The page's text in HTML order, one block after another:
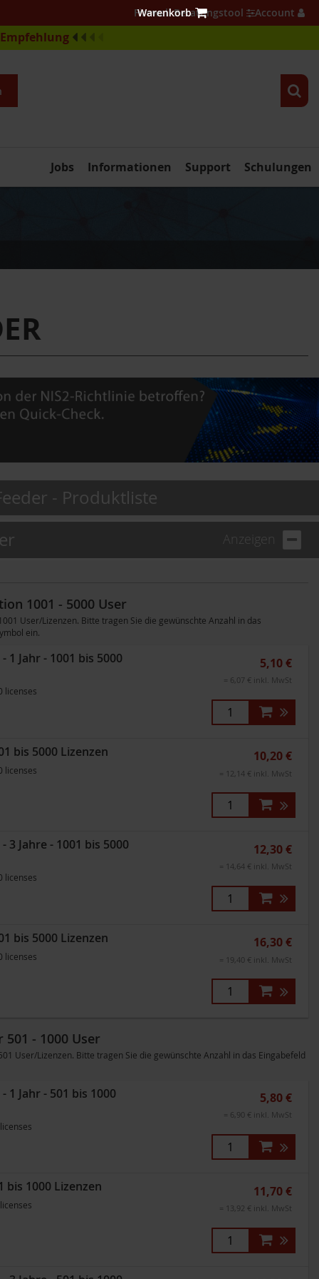
Firewall Beratungstool Account
Schulungen
Support
Informationen
Jobs
- Produktliste
Anzeigen
1001 - 5000 User
User/Lizenzen. Bitte tragen Sie die gewünschte Anzahl in das
ein.
1 Jahr - 1001 bis 5000
licenses
5,10 €
= 6,07 € inkl. MwSt
bis 5000 Lizenzen
licenses
10,20 €
= 12,14 € inkl. MwSt
3 Jahre - 1001 bis 5000
licenses
12,30 €
= 14,64 € inkl. MwSt
bis 5000 Lizenzen
licenses
16,30 €
= 19,40 € inkl. MwSt
501 - 1000 User
User/Lizenzen. Bitte tragen Sie die gewünschte Anzahl in das Eingabefeld
1 Jahr - 501 bis 1000
5,80 €
= 6,90 € inkl. MwSt
bis 1000 Lizenzen 11,70 €
= 13,92 € inkl. MwSt